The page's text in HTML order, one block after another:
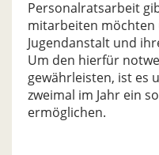
Personalratsarbeit
mitarbeiten möchten
Jugendanstalt und
Um den hierfür
gewährleisten, ist es
zweimal im Jahr ein
ermöglichen.